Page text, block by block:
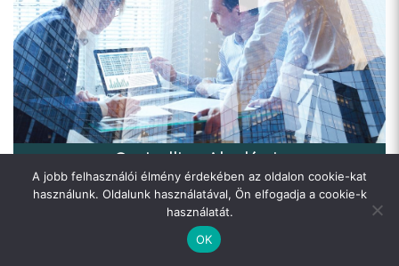
A jobb felhasználói élmény érdekében az oldalon cookie-kat
használunk. Oldalunk használatával, Ön elfogadja a cookie-k
használatát.
OK